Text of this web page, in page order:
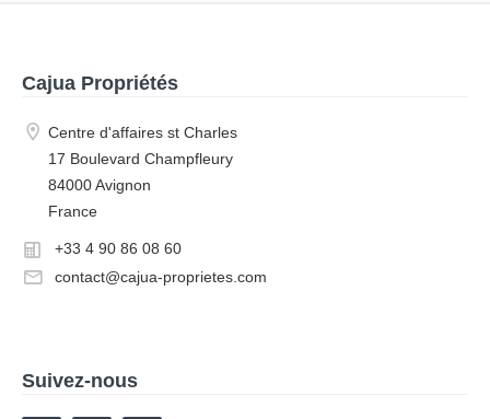
Cajua Propriétés
Centre d'affaires st Charles
17 Boulevard Champfleury
84000 Avignon
France
+33 4 90 86 08 60
contact@cajua-proprietes.com
Suivez-nous